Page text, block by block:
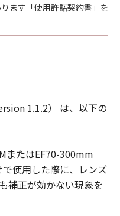
」の動作が実質的
についてのキヤノ
キヤノンの関連会
サーのすべての責
救済は、当該問題
の提示、対応策の
トウェア」の修正
です。ただし、キ
社、キヤノンの関
理店または販売店
センサーは、お客
ェア」の誤用また
れていない方法に
ます「使用許諾契約書」を
1.1.2） は、以下の
またはEF70-300mm
使用した際に、レンズ
補正が効かない現象を